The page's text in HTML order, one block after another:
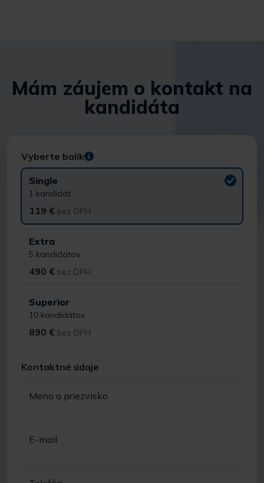
Mám záujem o kontakt na
kandidáta
Vyberte balík
Single
1 kandidát
119 € bez DPH
Extra
5 kandidátov
490 € bez DPH
Superior
10 kandidátov
890 € bez DPH
Kontaktné údaje
Meno a priezvisko
E-mail